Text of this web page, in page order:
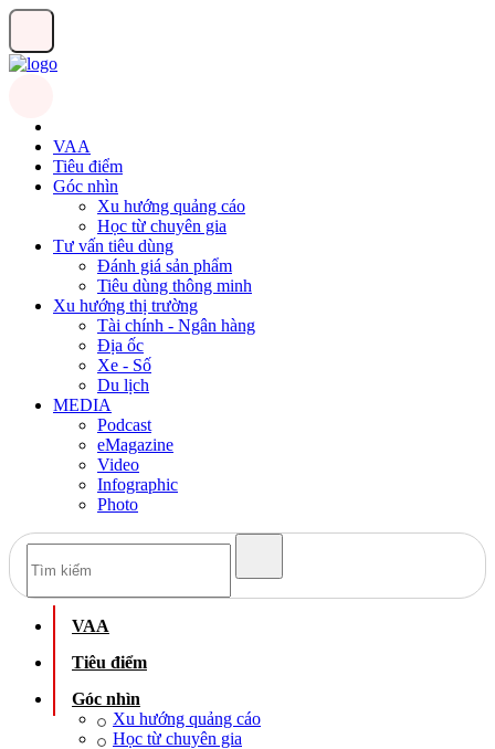
VAA
Tiêu điểm
Góc nhìn
Xu hướng quảng cáo
Học từ chuyên gia
Tư vấn tiêu dùng
Đánh giá sản phẩm
Tiêu dùng thông minh
Xu hướng thị trường
Tài chính - Ngân hàng
Địa ốc
Xe - Số
Du lịch
MEDIA
Podcast
eMagazine
Video
Infographic
Photo
VAA
Tiêu điểm
Góc nhìn
Xu hướng quảng cáo
Học từ chuyên gia